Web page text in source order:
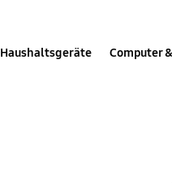
Haushaltsgeräte Computer